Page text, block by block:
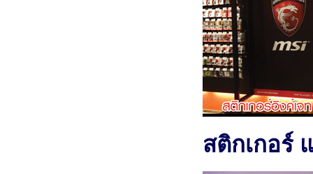
สติกเกอร์